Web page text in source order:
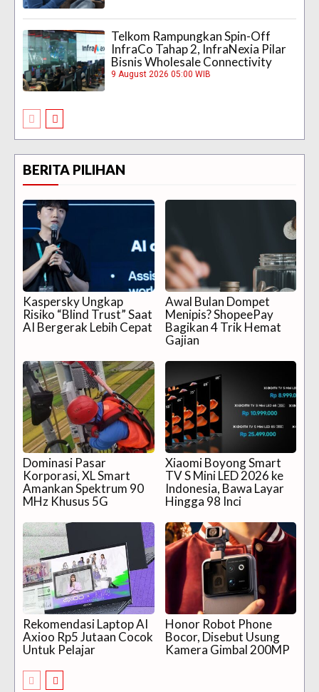
Telkom Rampungkan Spin-Off
InfraCo Tahap 2, InfraNexia Pilar
Bisnis Wholesale Connectivity
9 August 2026 05:00 WIB
BERITA PILIHAN
Kaspersky Ungkap
Risiko “Blind Trust” Saat
AI Bergerak Lebih Cepat
Awal Bulan Dompet
Menipis? ShopeePay
Bagikan 4 Trik Hemat
Gajian
Dominasi Pasar
Korporasi, XL Smart
Amankan Spektrum 90
MHz Khusus 5G
Xiaomi Boyong Smart
TV S Mini LED 2026 ke
Indonesia, Bawa Layar
Hingga 98 Inci
Rekomendasi Laptop AI
Axioo Rp5 Jutaan Cocok
Untuk Pelajar
Honor Robot Phone
Bocor, Disebut Usung
Kamera Gimbal 200MP